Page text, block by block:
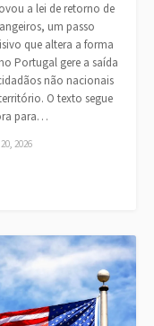
a lei de retorno de
um passo
que altera a forma
Portugal gere a saída
não nacionais
O texto segue
para…
2026